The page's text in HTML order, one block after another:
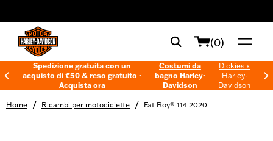
(0)
Spedizione gratuita con un
acquisto di €50 & reso gratuito -
Acquista ora
Costumi da
bagno Harley-
Davidson
Dickies x
Harley-
Davidson
Home / Ricambi per motociclette / Fat Boy® 114 2020